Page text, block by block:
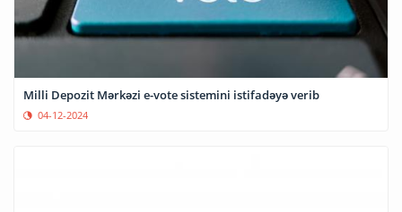
Milli Depozit Mərkəzi e-vote sistemini istifadəyə verib
04-12-2024